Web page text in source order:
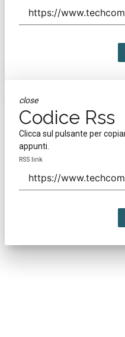
close
Codice Rss
Clicca sul pulsante per
appunti.
RSS link